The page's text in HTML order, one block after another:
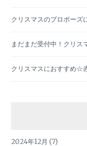
クリスマスのプロポーズ
まだまだ受付中！クリス
クリスマスにおすすめ☆
2024年12月 (7)